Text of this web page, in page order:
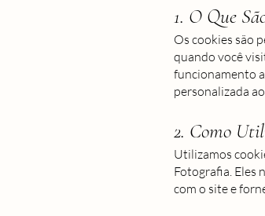
1. O Que
Os cookies são
quando você
funcionamento
personalizada
2. Como
Utilizamos
Fotografia. Eles
com o site e